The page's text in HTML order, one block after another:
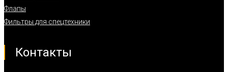
Флапы
Фильтры для спецтехники
Контакты